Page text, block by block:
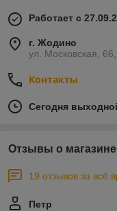
Работает с
г. Жодино
ул. Московская,
Контакты
Сегодня
Отзывы о магазине
19 отзывов за всё
Петр